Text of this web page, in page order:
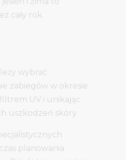
cały rok.
wybrać
zabiegów w okresie
UV i unikając
uszkodzeń skóry.
planowania